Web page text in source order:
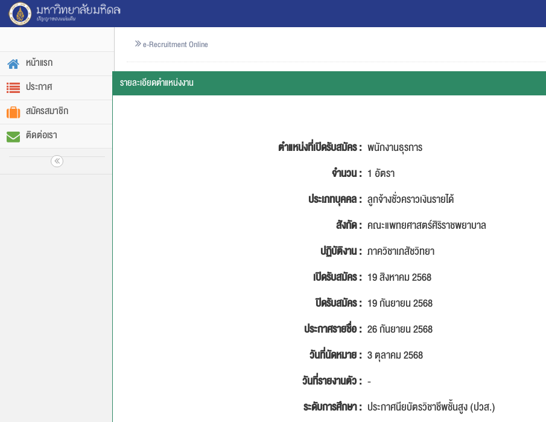
หน้าแรก
ประกาศ
สมัครสมาชิก
ติดต่อเรา
e-Recruitment Online
รายละเอียดตำแหน่งงาน
ตำแหน่งที่เปิดรับสมัคร : พนักงานธุรการ
จำนวน : 1 อัตรา
ประเภทบุคคล : ลูกจ้างชั่วคราวเงินรายได้
สังกัด : คณะแพทยศาสตร์ศิริราชพยาบาล
ปฏิบัติงาน : ภาควิชาเภสัชวิทยา
เปิดรับสมัคร : 19 สิงหาคม 2568
ปิดรับสมัคร : 19 กันยายน 2568
ประกาศรายชื่อ : 26 กันยายน 2568
วันที่นัดหมาย : 3 ตุลาคม 2568
วันที่รายงานตัว : -
ระดับการศึกษา : ประกาศนียบัตรวิชาชีพชั้นสูง (ปวส.)